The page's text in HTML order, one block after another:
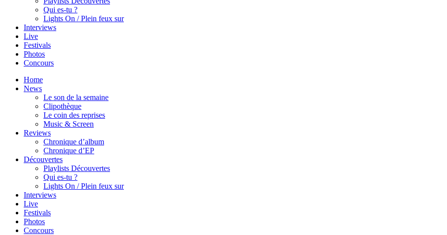
Qui es-tu ?
Lights On / Plein feux sur
Interviews
Live
Festivals
Photos
Concours
Home
News
Le son de la semaine
Clipothèque
Le coin des reprises
Music & Screen
Reviews
Chronique d’album
Chronique d’EP
Découvertes
Playlists Découvertes
Qui es-tu ?
Lights On / Plein feux sur
Interviews
Live
Festivals
Photos
Concours